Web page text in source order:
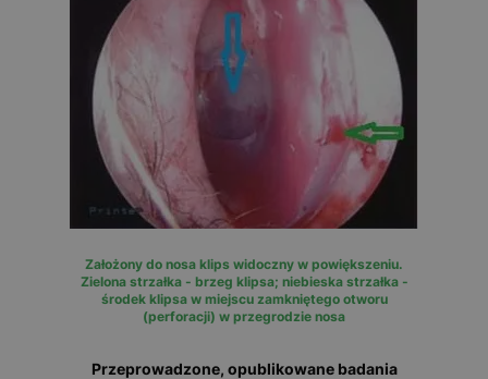
Założony do nosa klips widoczny w powiększeniu.
Zielona strzałka - brzeg klipsa; niebieska strzałka -
środek klipsa w miejscu zamkniętego otworu
(perforacji) w przegrodzie nosa
Przeprowadzone, opublikowane badania